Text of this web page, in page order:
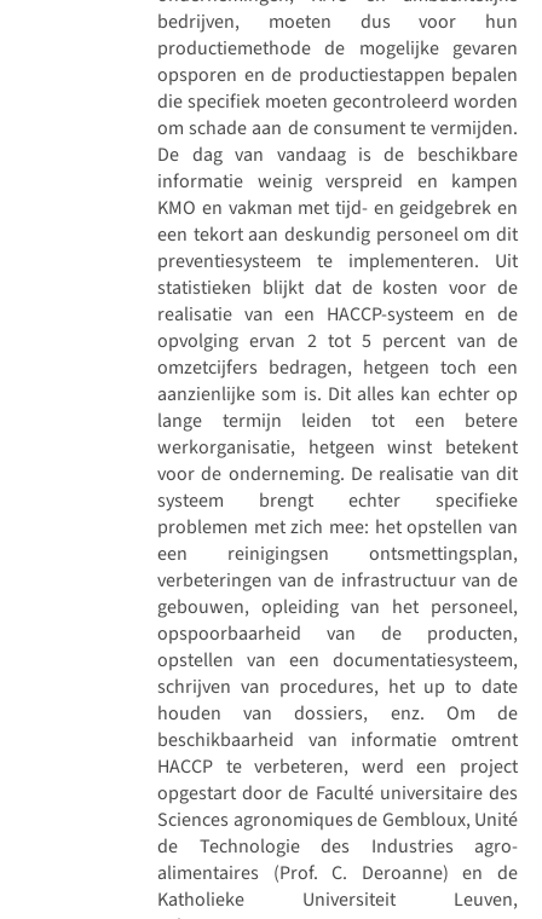
bedrijven, moeten dus voor hun
productiemethode de mogelijke gevaren
opsporen en de productiestappen bepalen
die specifiek moeten gecontroleerd worden
om schade aan de consument te vermijden.
De dag van vandaag is de beschikbare
informatie weinig verspreid en kampen
KMO en vakman met tijd- en geidgebrek en
een tekort aan deskundig personeel om dit
preventiesysteem te implementeren. Uit
statistieken blijkt dat de kosten voor de
realisatie van een HACCP-systeem en de
opvolging ervan 2 tot 5 percent van de
omzetcijfers bedragen, hetgeen toch een
aanzienlijke som is. Dit alles kan echter op
lange termijn leiden tot een betere
werkorganisatie, hetgeen winst betekent
voor de onderneming. De realisatie van dit
systeem brengt echter specifieke
problemen met zich mee: het opstellen van
een reinigingsen ontsmettingsplan,
verbeteringen van de infrastructuur van de
gebouwen, opleiding van het personeel,
opspoorbaarheid van de producten,
opstellen van een documentatiesysteem,
schrijven van procedures, het up to date
houden van dossiers, enz. Om de
beschikbaarheid van informatie omtrent
HACCP te verbeteren, werd een project
opgestart door de Faculté universitaire des
Sciences agronomiques de Gembloux, Unité
de Technologie des Industries agro-
alimentaires (Prof. C. Deroanne) en de
Katholieke Universiteit Leuven,